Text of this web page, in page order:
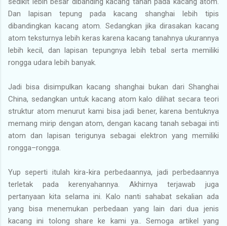
Dan lapisan tepung pada kacang shanghai lebih tipis
dibandingkan kacang atom. Sedangkan jika dirasakan kacang
atom teksturnya lebih keras karena kacang tanahnya ukurannya
lebih kecil, dan lapisan tepungnya lebih tebal serta memiliki
rongga udara lebih banyak.
Jadi bisa disimpulkan kacang shanghai bukan dari Shanghai
China, sedangkan untuk kacang atom kalo dilihat secara teori
struktur atom menurut kami bisa jadi bener, karena bentuknya
memang mirip dengan atom, dengan kacang tanah sebagai inti
atom dan lapisan terigunya sebagai elektron yang memiliki
rongga–rongga.
Yup seperti itulah kira-kira perbedaannya, jadi perbedaannya
terletak pada kerenyahannya. Akhirnya terjawab juga
pertanyaan kita selama ini. Kalo nanti sahabat sekalian ada
yang bisa menemukan perbedaan yang lain dari dua jenis
kacang ini tolong share ke kami ya.. Semoga artikel yang